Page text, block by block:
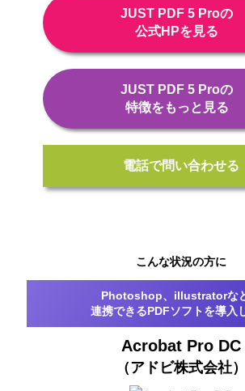
JUST PDF 5 Proの
公式HPを見る
JUST PDF 5 Proの
特徴をもっと見る
電話で問い合わせる
こんな状況の方に
Photoshop、illustratorな
連携できるPDFソフトを導入
Acrobat Pro DC
（アドビ株式会社）